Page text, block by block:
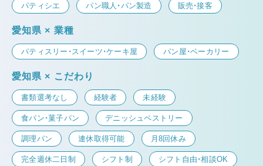
パティシエ パン職人・パン製造 販売・接客
愛知県 × 業種
パティスリー・スイーツ・ケーキ屋 パン屋・ベーカリー
愛知県 × こだわり
書類選考なし 経験者 未経験
食パン・菓子パン デニッシュペストリー
調理パン 連休取得可能 月8回休み
完全週休二日制 シフト制 シフト自由・相談OK